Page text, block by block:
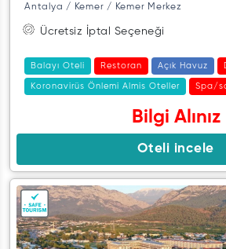
Antalya / Kemer / Kemer Merkez
Ücretsiz İptal Seçeneği
Balayı Oteli Restoran Açık Havuz
Koronavirüs Önlemi Almis Oteller Spa/
Bilgi Alınız
Oteli incele